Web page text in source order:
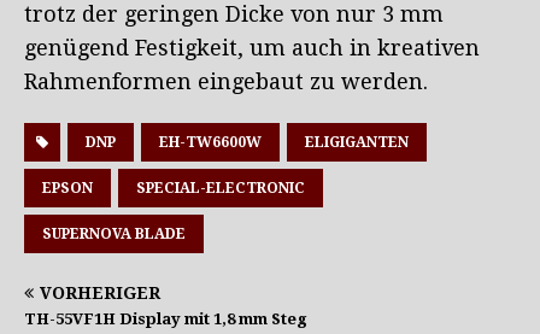
trotz der geringen Dicke von nur 3 mm
genügend Festigkeit, um auch in kreativen
Rahmenformen eingebaut zu werden.
DNP EH-TW6600W ELIGIGANTEN
EPSON SPECIAL-ELECTRONIC
SUPERNOVA BLADE
VORHERIGER
TH-55VF1H Display mit 1,8 mm Steg